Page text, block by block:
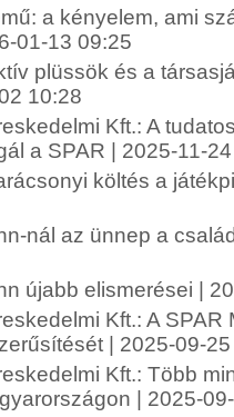
a kényelem, ami
01-13 09:25
plüssök és a
10:28
Kft.: A
a SPAR | 2025-11-
költés a
nál az ünnep a
újabb elismerései |
Kft.: A SPAR
| 2025-09-
Kft.: Több
| 2025-